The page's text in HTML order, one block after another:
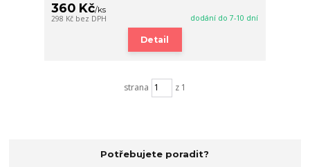
360 Kč/ks
298 Kč bez DPH dodání do 7-10 dní
Detail
strana z 1
Potřebujete poradit?